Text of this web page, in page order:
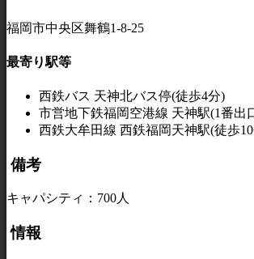
福岡市中央区舞鶴1-8-25
最寄り駅等
西鉄バス 天神北バス停(徒歩4分)
市営地下鉄福岡空港線 天神駅(1番出
西鉄大牟田線 西鉄福岡天神駅(徒歩
備考
キャパシティ：700人
情報